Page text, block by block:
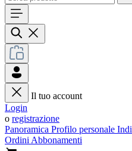
Il tuo account
Login
o registrazione
Panoramica Profilo personale
Ordini Abbonamenti